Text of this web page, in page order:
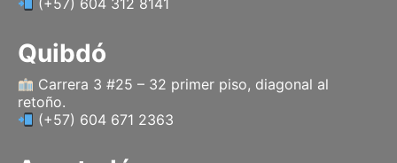
m
(+57) 604 312 8141
Quibdó
Carrera 3 #25 – 32 primer piso, diagonal al
retoño.
(+57) 604 671 2363